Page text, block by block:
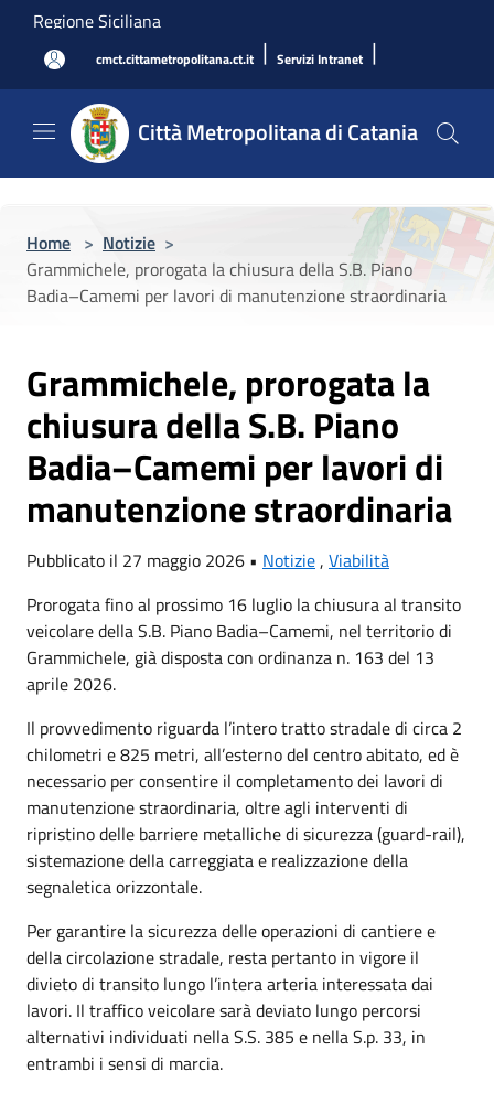
Salta al contenuto principale
Regione Siciliana
cmct.cittametropolitana.ct.it | Servizi Intranet |
Città Metropolitana di Catania
Home > Notizie >
Grammichele, prorogata la chiusura della S.B. Piano
Badia–Camemi per lavori di manutenzione straordinaria
Grammichele, prorogata la
chiusura della S.B. Piano
Badia–Camemi per lavori di
manutenzione straordinaria
Pubblicato il 27 maggio 2026 • Notizie, Viabilità
Prorogata fino al prossimo 16 luglio la chiusura al transito
veicolare della S.B. Piano Badia–Camemi, nel territorio di
Grammichele, già disposta con ordinanza n. 163 del 13
aprile 2026.
Il provvedimento riguarda l’intero tratto stradale di circa 2
chilometri e 825 metri, all’esterno del centro abitato, ed è
necessario per consentire il completamento dei lavori di
manutenzione straordinaria, oltre agli interventi di
ripristino delle barriere metalliche di sicurezza (guard-rail),
sistemazione della carreggiata e realizzazione della
segnaletica orizzontale.
Per garantire la sicurezza delle operazioni di cantiere e
della circolazione stradale, resta pertanto in vigore il
divieto di transito lungo l’intera arteria interessata dai
lavori. Il traffico veicolare sarà deviato lungo percorsi
alternativi individuati nella S.S. 385 e nella S.p. 33, in
entrambi i sensi di marcia.